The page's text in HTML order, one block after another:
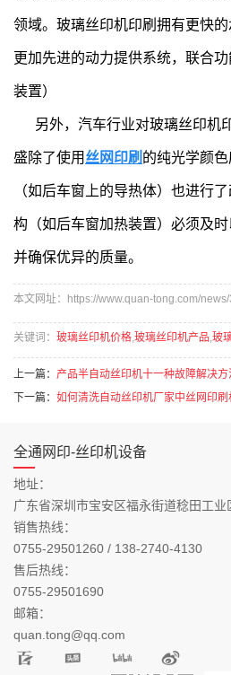
领域。玻璃丝印机印刷拥有更快
更加先进的动力提供系统，联合
装置）
另外，汽车行业对玻璃丝印机
盛除了使用 丝网印刷 的纯光学颜
（如后车窗上的导热体）也进行
构（如后车窗加热装置）必须及时
并确保优异的质量。
本文网址：https://www.quan-tong.com/news/
关键词： 玻璃丝印机价格,玻璃丝印机产品,玻
上一篇： 产品半自动丝印机十一种故障解决方
下一篇： 如何清洗自动丝印机厂家中丝网印刷
全通网印-丝印机设备
地址：
广东省深圳市宝安区福永街道稔田工
销售热线：
0755-29501260 / 138-2740-4130
售后热线：
0755-29501690
邮箱：
quan.tong@qq.com